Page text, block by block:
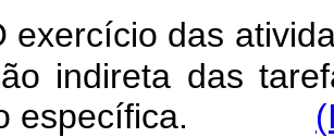
das
indireta das
específica.